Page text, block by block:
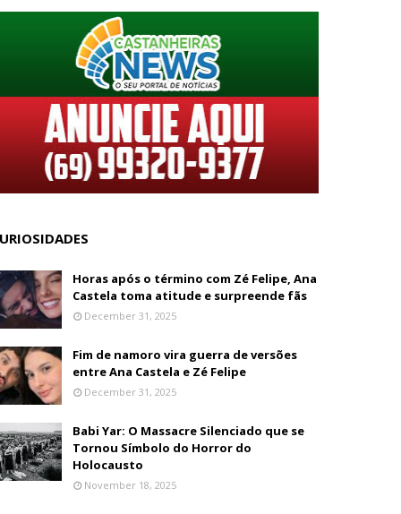
Horas após o término com Zé Felipe, Ana
Castela toma atitude e surpreende fãs
December 31, 2025
Fim de namoro vira guerra de versões
entre Ana Castela e Zé Felipe
December 31, 2025
Babi Yar: O Massacre Silenciado que se
Tornou Símbolo do Horror do
Holocausto
November 18, 2025